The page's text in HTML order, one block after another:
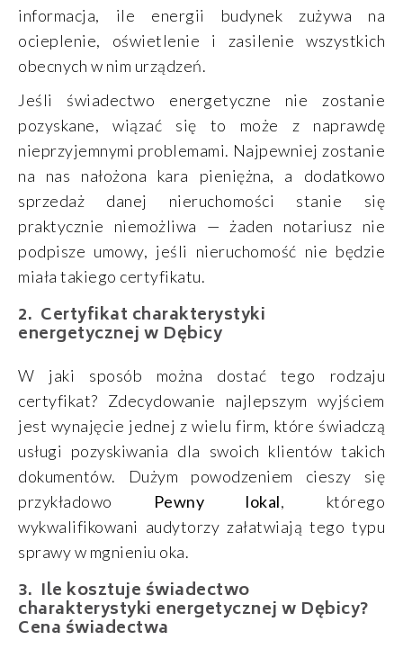
informacja, ile energii budynek zużywa na
ocieplenie, oświetlenie i zasilenie wszystkich
obecnych w nim urządzeń.
Jeśli świadectwo energetyczne nie zostanie
pozyskane, wiązać się to może z naprawdę
nieprzyjemnymi problemami. Najpewniej zostanie
na nas nałożona kara pieniężna, a dodatkowo
sprzedaż danej nieruchomości stanie się
praktycznie niemożliwa — żaden notariusz nie
podpisze umowy, jeśli nieruchomość nie będzie
miała takiego certyfikatu.
Certyfikat charakterystyki
energetycznej w Dębicy
W jaki sposób można dostać tego rodzaju
certyfikat? Zdecydowanie najlepszym wyjściem
jest wynajęcie jednej z wielu firm, które świadczą
usługi pozyskiwania dla swoich klientów takich
dokumentów. Dużym powodzeniem cieszy się
przykładowo
Pewny lokal, którego
wykwalifikowani audytorzy załatwiają tego typu
sprawy w mgnieniu oka.
Ile kosztuje świadectwo
charakterystyki energetycznej w Dębicy?
Cena świadectwa